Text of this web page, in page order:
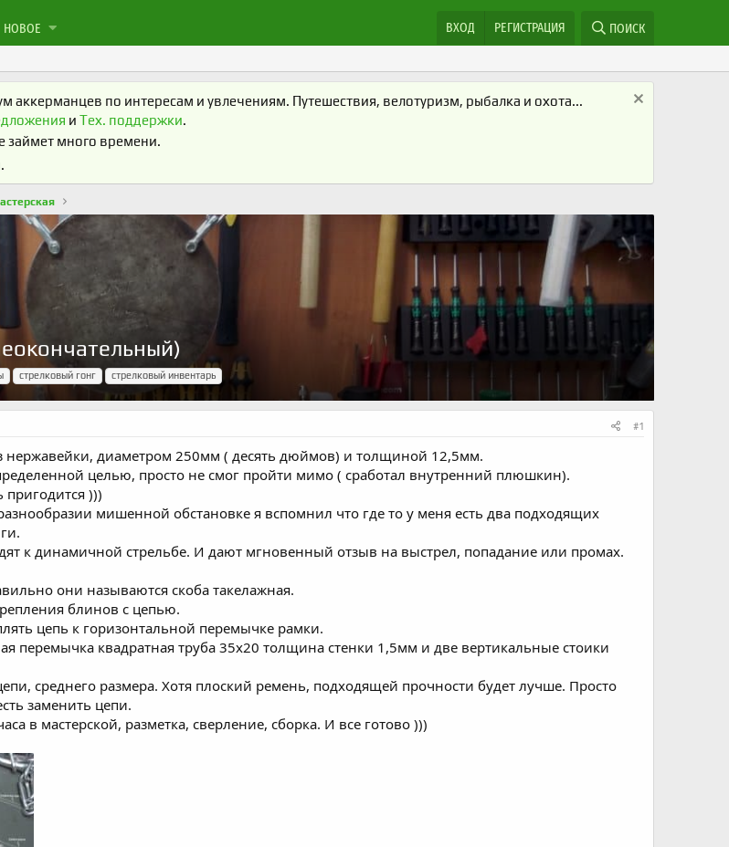
НОВОЕ ВХОД РЕГИСТРАЦИЯ ПОИСК
аккерманцев по интересам и увлечениям. Путешествия, велотуризм, рыбалка и охота...
и Тех. поддержки.
займет много времени.
стрелковый гонг стрелковый инвентарь
#1
нержавейки, диаметром 250мм ( десять дюймов) и толщиной 12,5мм.
целью, просто не смог пройти мимо ( сработал внутренний плюшкин).
пригодится )))
мишенной обстановке я вспомнил что где то у меня есть два подходящих
к динамичной стрельбе. И дают мгновенный отзыв на выстрел, попадание или промах.
они называются скоба такелажная.
блинов с цепью.
цепь к горизонтальной перемычке рамки.
перемычка квадратная труба 35х20 толщина стенки 1,5мм и две вертикальные стоики
среднего размера. Хотя плоский ремень, подходящей прочности будет лучше. Просто
заменить цепи.
в мастерской, разметка, сверление, сборка. И все готово )))